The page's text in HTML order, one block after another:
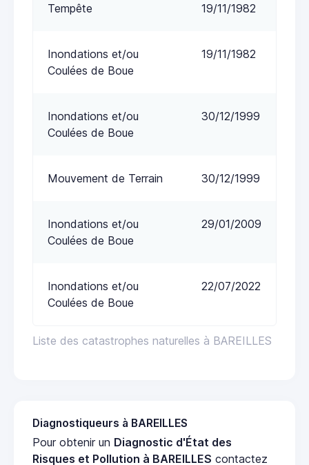
Liste des catastrophes naturelles à BAREILLES
Tempête 19/11/1982
Inondations et/ou
Coulées de Boue
19/11/1982
Inondations et/ou
Coulées de Boue
30/12/1999
Mouvement de Terrain 30/12/1999
Inondations et/ou
Coulées de Boue
29/01/2009
Inondations et/ou
Coulées de Boue
22/07/2022
Diagnostiqueurs à BAREILLES
Pour obtenir un Diagnostic d'État des
Risques et Pollution à BAREILLES contactez